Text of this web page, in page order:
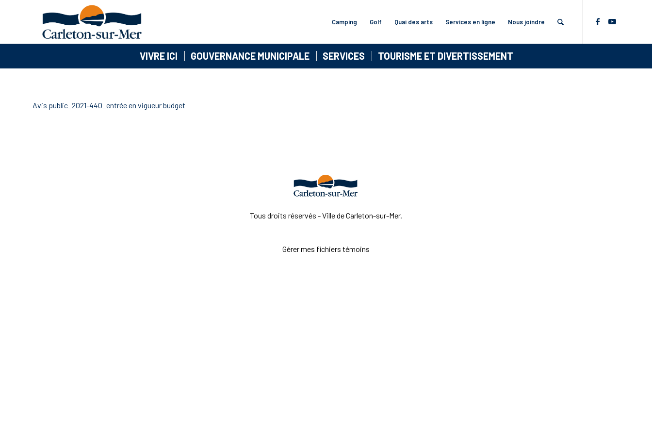
Camping Golf Quai des arts Services en ligne Nous joindre
VIVRE ICI GOUVERNANCE MUNICIPALE SERVICES TOURISME ET DIVERTISSEMENT
Avis public_2021-440_entrée en vigueur budget
Tous droits réservés - Ville de Carleton-sur-Mer.
Gérer mes fichiers témoins